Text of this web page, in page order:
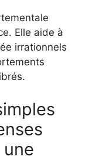
Elle aide à
irrationnels